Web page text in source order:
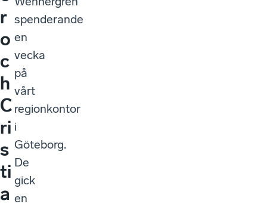
r
o
c
h
C
ri
s
ti
a
spenderande
en
vecka
på
vårt
regionkontor
i
Göteborg.
De
gick
en